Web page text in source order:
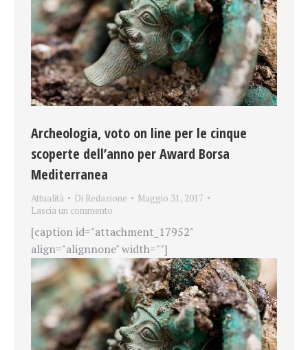
Archeologia, voto on line per le cinque
scoperte dell’anno per Award Borsa
Mediterranea
Attualità Di Redazione
Maggio 31, 2017
Lascia un commento
[caption id="attachment_17952"
align="alignnone" width=""]